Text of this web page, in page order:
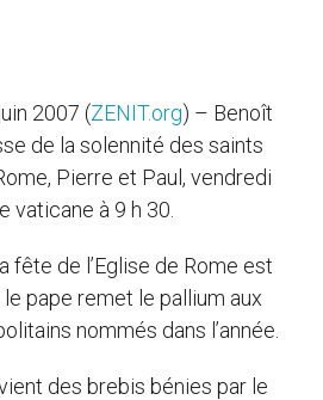
2007 (ZENIT.org) – Benoît
de la solennité des saints
Pierre et Paul, vendredi
vaticane à 9 h 30.
fête de l’Eglise de Rome est
pape remet le pallium aux
nommés dans l’année.
des brebis bénies par le